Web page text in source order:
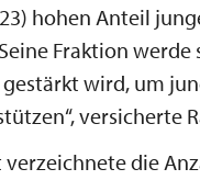
hohen Anteil
Fraktion
wird, um
versicherte
die